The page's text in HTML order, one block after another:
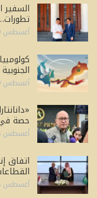
السفير
أغسطس 9, 2026
أغسطس 9, 2026
حصة
أغسطس 8, 2026
اتفاق
أغسطس 8, 2026